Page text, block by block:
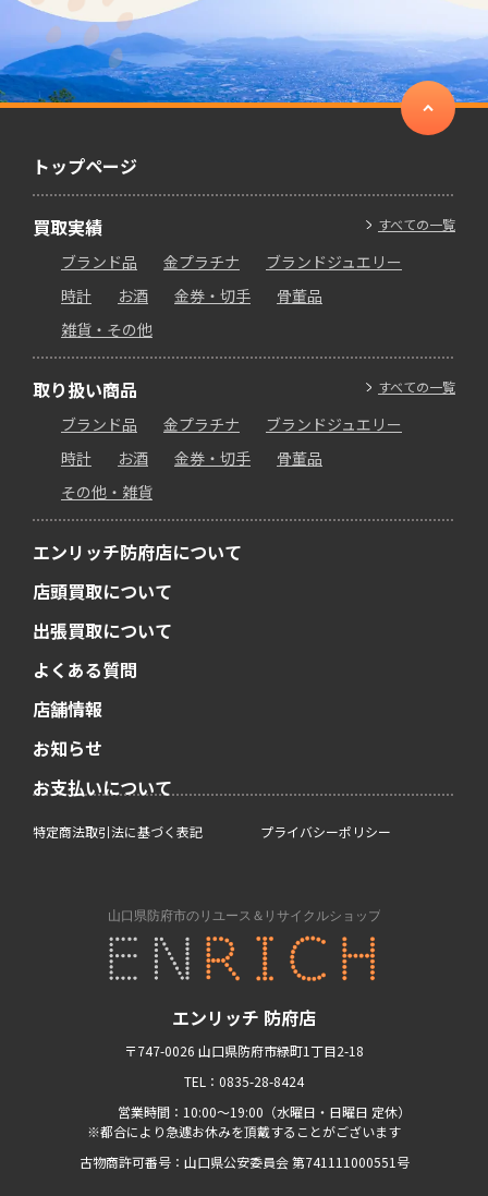
エンリッチ 防府店
〒747-0026 山口県防府市緑町1丁目2-18
TEL：0835-28-8424
営業時間：10:00〜19:00（水曜日・日曜日 定休）
※都合により急遽お休みを頂戴することがございます
古物商許可番号：山口県公安委員会 第741111000551号
トップページ
すべての一覧
買取実績
ブランド品 金プラチナ
ブランドジュエリー
時計
お酒 金券・切手
骨董品
雑貨・その他
すべての一覧
取り扱い商品
ブランド品 金プラチナ
ブランドジュエリー
時計
お酒 金券・切手
骨董品
その他・雑貨
エンリッチ防府店について
店頭買取について
出張買取について
よくある質問
店舗情報
お知らせ
お支払いについて
特定商法取引法に基づく表記 プライバシーポリシー